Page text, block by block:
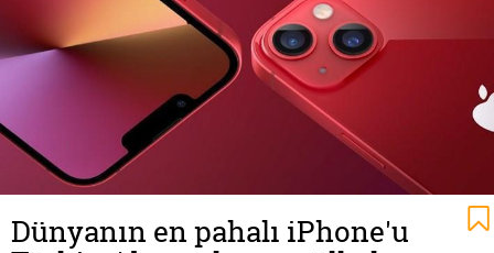
Dünyanın en pahalı iPhone'u